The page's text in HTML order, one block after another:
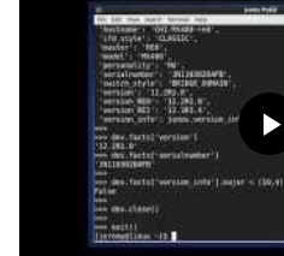
'mastership_state':
         'model': 'RE-MX-104',
         'status': 'OK',
'up_time': '25 days, 8
dev.close()
quit()